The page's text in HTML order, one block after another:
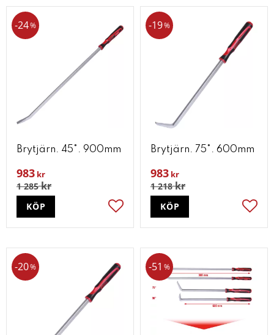
Brytjärn. 45°. 900mm
983 kr
1 285kr
24%
Lägg till i favoriter
KÖP
Brytjärn. 75°. 600mm
983 kr
1 218kr
19%
KÖP
20% 51 %